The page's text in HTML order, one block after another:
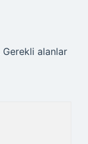
Gerekli alanlar